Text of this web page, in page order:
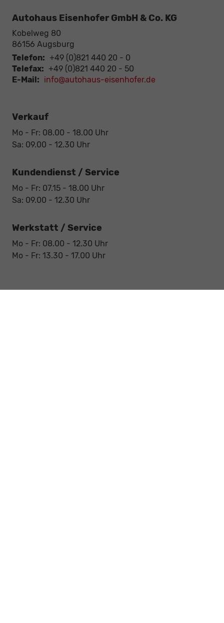
Autohaus Eisenhofer GmbH & Co. KG
Kobelweg 80
86156 Augsburg
Telefon: +49 (0)821 440 20 - 0
Telefax: +49 (0)821 440 20 - 50
E-Mail: info@autohaus-eisenhofer.de
Verkauf
Mo - Fr: 08.00 - 18.00 Uhr
Sa: 09.00 - 12.30 Uhr
Kundendienst / Service
Mo - Fr: 07.15 - 18.00 Uhr
Sa: 09.00 - 12.30 Uhr
Werkstatt / Service
Mo - Fr: 08.00 - 12.30 Uhr
Mo - Fr: 13.30 - 17.00 Uhr